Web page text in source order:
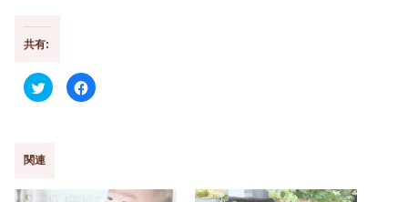
共有:
ク
リ
t
F
a
有
関連